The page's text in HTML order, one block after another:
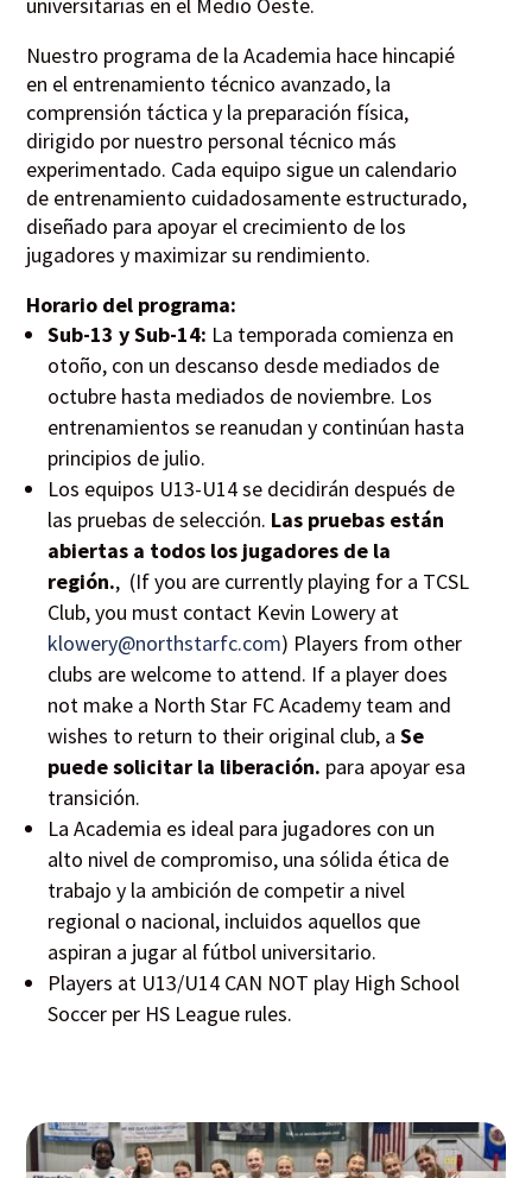
universitarias en el Medio Oeste.
Nuestro programa de la Academia hace hincapié
en el entrenamiento técnico avanzado, la
comprensión táctica y la preparación física,
dirigido por nuestro personal técnico más
experimentado. Cada equipo sigue un calendario
de entrenamiento cuidadosamente estructurado,
diseñado para apoyar el crecimiento de los
jugadores y maximizar su rendimiento.
Horario del programa:
Sub-13 y Sub-14: La temporada comienza en
otoño, con un descanso desde mediados de
octubre hasta mediados de noviembre. Los
entrenamientos se reanudan y continúan hasta
principios de julio.
Los equipos U13-U14 se decidirán después de
las pruebas de selección. Las pruebas están
abiertas a todos los jugadores de la
región., (If you are currently playing for a TCSL
Club, you must contact Kevin Lowery at
klowery@northstarfc.com) Players from other
clubs are welcome to attend. If a player does
not make a North Star FC Academy team and
wishes to return to their original club, aSe
puede solicitar la liberación. para apoyar esa
transición.
La Academia es ideal para jugadores con un
alto nivel de compromiso, una sólida ética de
trabajo y la ambición de competir a nivel
regional o nacional, incluidos aquellos que
aspiran a jugar al fútbol universitario.
Players at U13/U14 CAN NOT play High School
Soccer per HS League rules.